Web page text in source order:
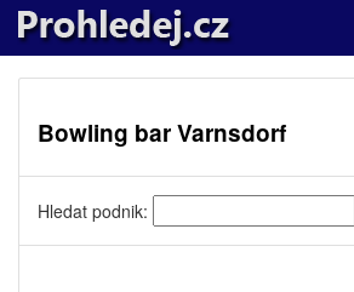
Bowling bar Varnsdorf
Hledat podnik: